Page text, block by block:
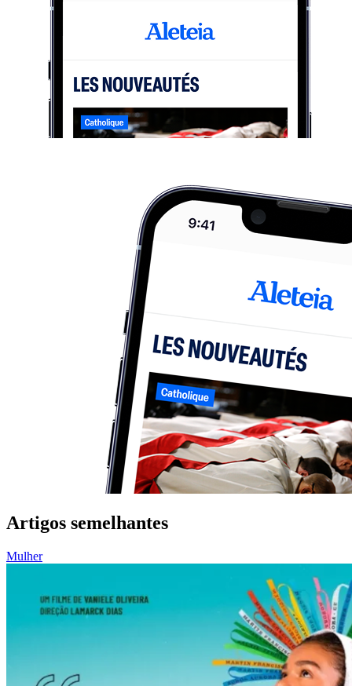
Artigos semelhantes
Mulher